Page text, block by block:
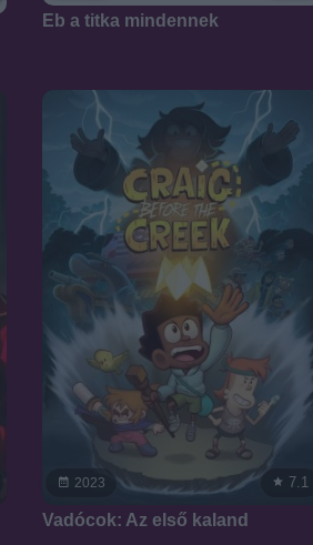
Eb a titka mindennek
2023 7.1
Vadócok: Az első kaland